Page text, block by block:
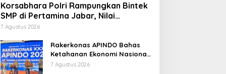
Korsabhara Polri Rampungkan Bintek
SMP di Pertamina Jabar, Nilai
Pengamanan Capai 88,44 Persen
7 Agustus 2026
Rakerkonas APINDO Bahas
Ketahanan Ekonomi Nasional,
IMO Indonesia Soroti
7 Agustus 2026